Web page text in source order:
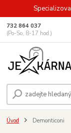
732 864 037
(Po-So, 8-17 hod.)
Úvod Demonticoni